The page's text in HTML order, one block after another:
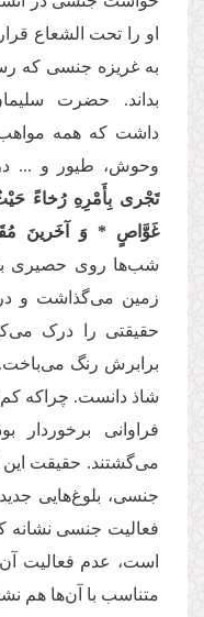
او را تحت الشعاع
به غریزه جنسی که
بداند. حضرت
داشت که همه
وحوش، طیور و ...
تَجْری بِأَمْرِهِ رُخاءً
غَوَّاصٍ * وَ آخَرینَ
شب‌ها روی حصیری
زمین می‌گذاشت و
حقیقتی را درک
برابرش رنگ می‌باخت.
شاذ دانست. چراکه کم
فراوانی برخوردار
می‌گشتند. حقیقت این
جنسی، بلوغ‌هایی
فعالیت جنسی نشانه
است، عدم فعالیت آن
متناسب با آن‌ها هم